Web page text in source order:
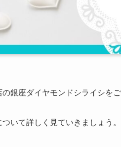
銀座ダイヤモンドシライシを
いて詳しく見ていきましょう。